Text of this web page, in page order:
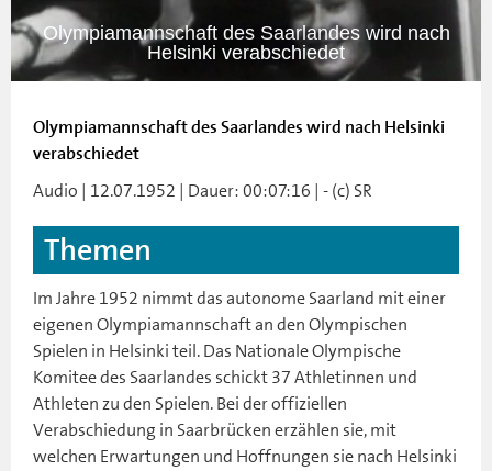
Olympiamannschaft des Saarlandes wird nach
Helsinki verabschiedet
Olympiamannschaft des Saarlandes wird nach Helsinki
verabschiedet
Audio | 12.07.1952 | Dauer: 00:07:16 | - (c) SR
Themen
Im Jahre 1952 nimmt das autonome Saarland mit einer
eigenen Olympiamannschaft an den Olympischen
Spielen in Helsinki teil. Das Nationale Olympische
Komitee des Saarlandes schickt 37 Athletinnen und
Athleten zu den Spielen. Bei der offiziellen
Verabschiedung in Saarbrücken erzählen sie, mit
welchen Erwartungen und Hoffnungen sie nach Helsinki